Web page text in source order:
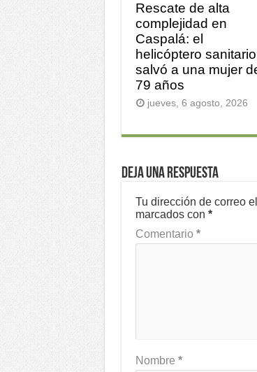
Rescate de alta
complejidad en
Caspalá: el
helicóptero sanitario
salvó a una mujer
79 años
jueves, 6 agosto, 2026
Deja una respuesta
Tu dirección de correo
marcados con *
Comentario *
Nombre *